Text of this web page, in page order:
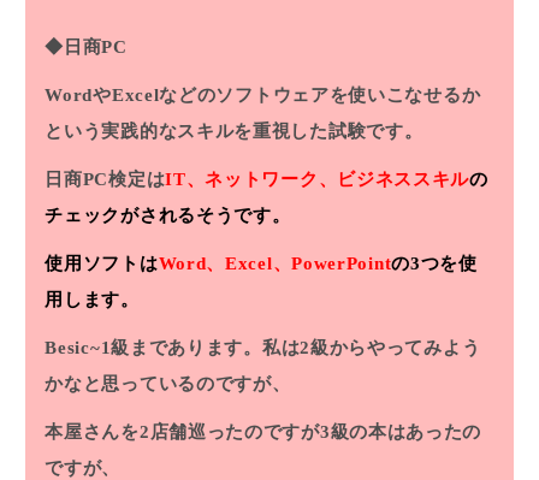
◆日商PC
WordやExcelなどのソフトウェアを使いこなせるか
という実践的なスキルを重視した試験です。
日商PC検定はIT、ネットワーク、ビジネススキルの
チェックがされるそうです。
使用ソフトはWord、Excel、PowerPointの3つを使
用します。
Besic~1級まであります。私は2級からやってみよう
かなと思っているのですが、
本屋さんを2店舗巡ったのですが3級の本はあったの
ですが、